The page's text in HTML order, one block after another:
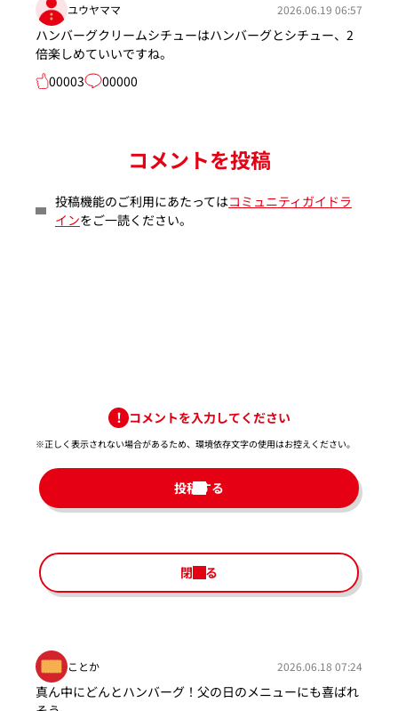
ユウヤママ 2026.06.19 06:57
ハンバーグクリームシチューはハンバーグとシチュー、2
倍楽しめていいですね。
00003
00000
コメントを投稿
投稿機能のご利用にあたってはコミュニティガイドラ
インをご一読ください。
コメントを入力してください
※正しく表示されない場合があるため、環境依存文字の使用はお控えください。​
投稿する
閉じる
ことか 2026.06.18 07:24
真ん中にどんとハンバーグ！父の日のメニューにも喜ばれ